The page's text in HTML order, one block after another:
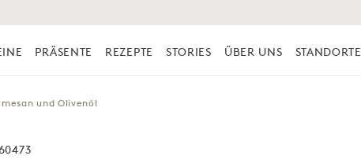
PRÄSENTE REZEPTE STORIES ÜBER UNS STANDORTE
und Olivenöl